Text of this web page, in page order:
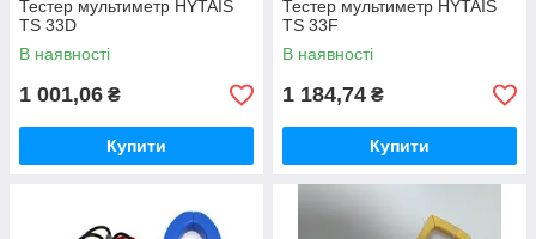
Тестер мультиметр HYTAIS
TS 33D
В наявності
1 001,06 ₴
Купити
Тестер мультиметр HYTAIS
TS 33F
В наявності
1 184,74 ₴
Купити